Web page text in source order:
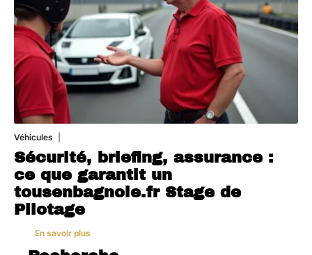
Véhicules
Sécurité, briefing, assurance :
ce que garantit un
tousenbagnole.fr Stage de
Pilotage
En savoir plus